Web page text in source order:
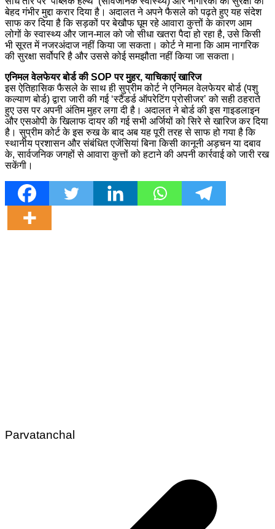
बेहद गंभीर मुद्दा करार दिया है। अदालत ने अपने फैसले को पढ़ते हुए यह संदेश
साफ कर दिया है कि सड़कों पर बेखौफ घूम रहे आवारा कुत्तों के कारण आम
लोगों के स्वास्थ्य और जान-माल को जो सीधा खतरा पैदा हो रहा है, उसे किसी
भी सूरत में नजरअंदाज नहीं किया जा सकता। कोर्ट ने माना कि आम नागरिक
की सुरक्षा सर्वोपरि है और उससे कोई समझौता नहीं किया जा सकता।
एनिमल वेलफेयर बोर्ड की SOP पर मुहर, याचिकाएं खारिज
इस ऐतिहासिक फैसले के साथ ही सुप्रीम कोर्ट ने एनिमल वेलफेयर बोर्ड (पशु
कल्याण बोर्ड) द्वारा जारी की गई ‘स्टैंडर्ड ऑपरेटिंग प्रोसीजर’ को सही ठहराते
हुए उस पर अपनी अंतिम मुहर लगा दी है। अदालत ने बोर्ड की इस गाइडलाइन
और एसओपी के खिलाफ दायर की गई सभी अर्जियों को सिरे से खारिज कर दिया
है। सुप्रीम कोर्ट के इस रुख के बाद अब यह पूरी तरह से साफ हो गया है कि
स्थानीय प्रशासन और संबंधित एजेंसियां बिना किसी कानूनी अड़चन या दबाव
के, सार्वजनिक जगहों से आवारा कुत्तों को हटाने की अपनी कार्रवाई को जारी रख
सकेंगी।
Parvatanchal